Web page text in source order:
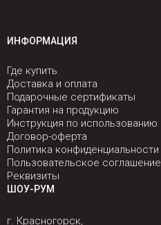
ИНФОРМАЦИЯ
Где купить
Доставка и оплата
Подарочные сертификаты
Гарантия на продукцию
Инструкция по использованию
Договор-оферта
Политика конфиденциальности
Пользовательское соглашение
Реквизиты
ШОУ-РУМ
г. Красногорск,